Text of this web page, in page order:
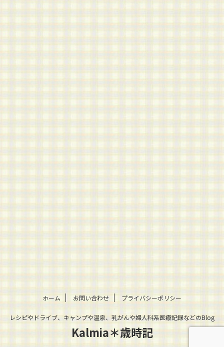
ホーム お問い合わせ プライバシーポリシー
レシピやドライブ、キャンプや温泉、乳がんや婦人科系医療記録などのBlog
Kalmia＊歳時記